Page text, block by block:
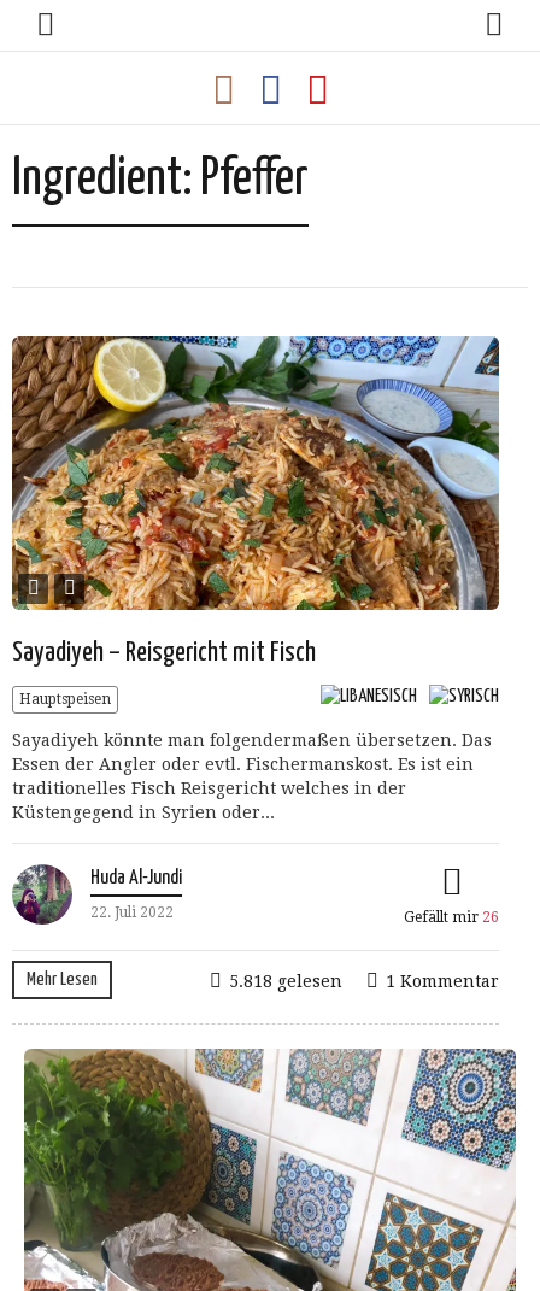
Ingredient: Pfeffer
Sayadiyeh – Reisgericht mit Fisch
Hauptspeisen
Sayadiyeh könnte man folgendermaßen übersetzen. Das
Essen der Angler oder evtl. Fischermanskost. Es ist ein
traditionelles Fisch Reisgericht welches in der
Küstengegend in Syrien oder...
Huda Al-Jundi
22. Juli 2022 Gefällt mir 26
Mehr Lesen 1 Kommentar
5.818 gelesen